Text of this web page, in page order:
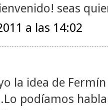
seas
a las 14:02
la idea de
podíamos